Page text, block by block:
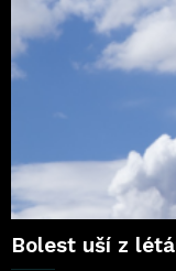
Bolest uší z